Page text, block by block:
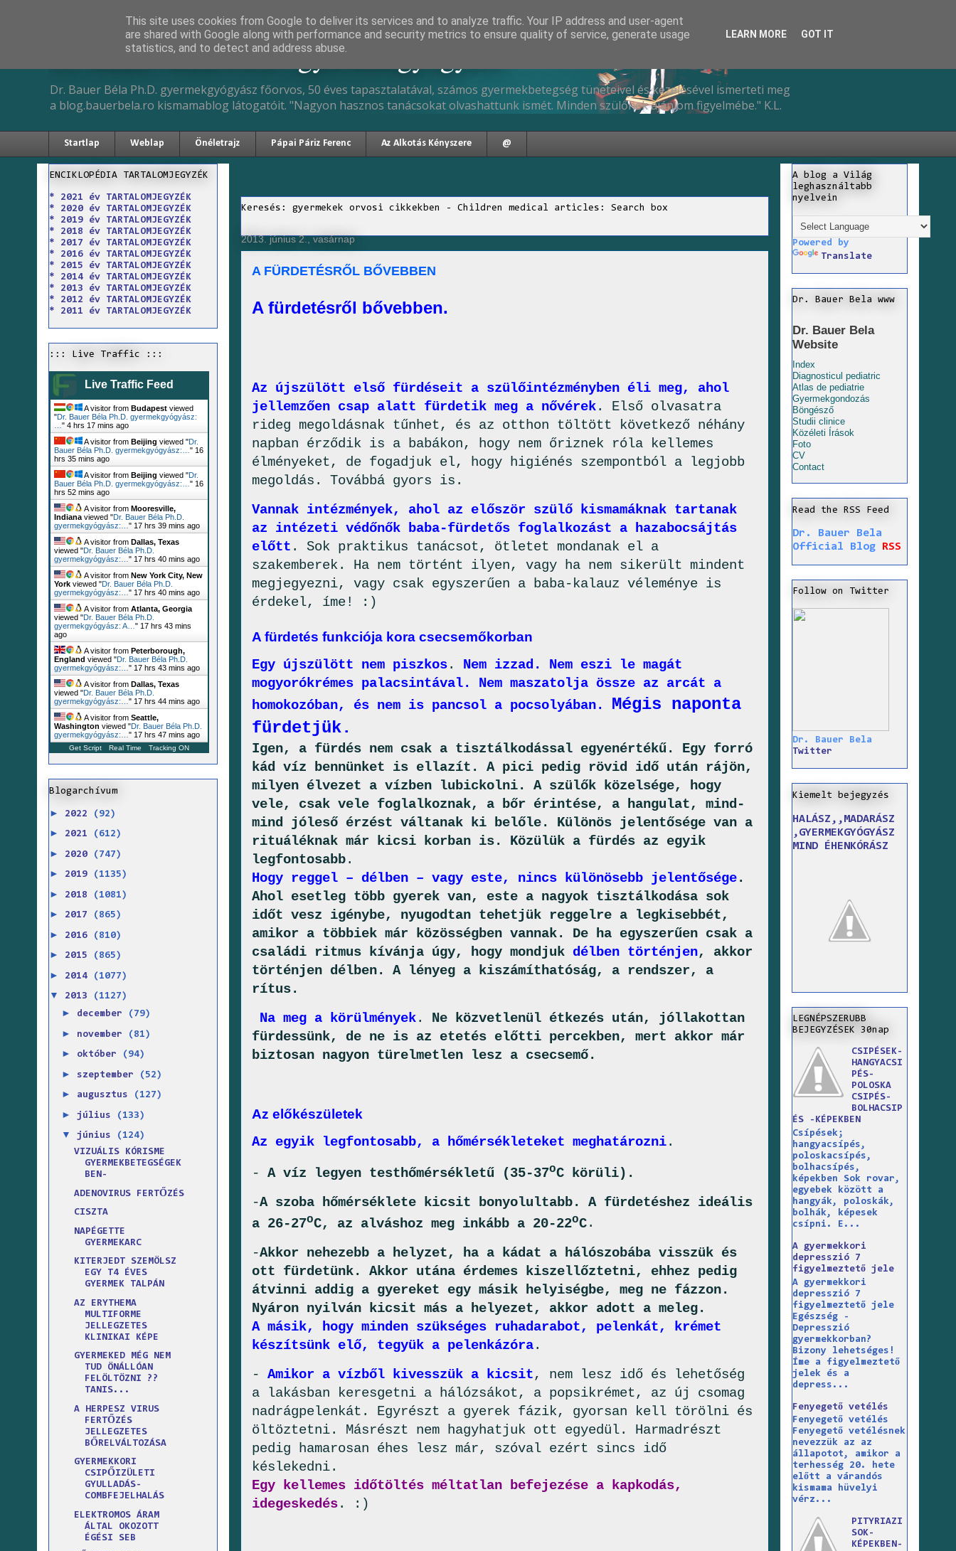
Dr. Bauer Béla Ph.D. gyermekgyógyász
Dr. Bauer Béla Ph.D. gyermekgyógyász főorvos, 50 éves tapasztalatával, számos gyermekbetegség tüneteivel és kezelésével ismerteti meg
a blog.bauerbela.ro kismamablog látogatóit. "Nagyon hasznos tanácsokat olvashattunk ismét. Minden szülőnek ajánlom figyelmébe." K.L.
Startlap Weblap Önéletrajz Pápai Páriz Ferenc Az Alkotás Kényszere @
Keresés: gyermekek orvosi cikkekben - Children medical articles: Search box
2013. június 2., vasárnap
A FÜRDETÉSRŐL BŐVEBBEN
A fürdetésről bővebben.
Az újszülött első fürdéseit a szülőintézményben éli meg, ahol
jellemzően csap alatt fürdetik meg a nővérek. Első olvasatra
rideg megoldásnak tűnhet, és az otthon töltött következő néhány
napban érződik is a babákon, hogy nem őriznek róla kellemes
élményeket, de fogadjuk el, hogy higiénés szempontból a legjobb
megoldás. Továbbá gyors is.
Vannak intézmények, ahol az először szülő kismamáknak tartanak
az intézeti védőnők baba-fürdetős foglalkozást a hazabocsájtás
előtt . Sok praktikus tanácsot, ötletet mondanak el a
szakemberek. Ha nem történt ilyen, vagy ha nem sikerült mindent
megjegyezni, vagy csak egyszerűen a baba-kalauz véleménye is
érdekel, íme! :)
A fürdetés funkciója kora csecsemőkorban
Egy újszülött nem piszkos. Nem izzad. Nem eszi le magát
mogyorókrémes palacsintával. Nem maszatolja össze az arcát a
homokozóban, és nem is pancsol a pocsolyában. Mégis naponta
fürdetjük.
Igen, a fürdés nem csak a tisztálkodással egyenértékű. Egy forró
kád víz bennünket is ellazít. A pici pedig rövid idő után rájön,
milyen élvezet a vízben lubickolni. A szülők közelsége, hogy
vele, csak vele foglalkoznak, a bőr érintése, a hangulat, mind-
mind jóleső érzést váltanak ki belőle. Különös jelentősége van a
rituáléknak már kicsi korban is. Közülük a fürdés az egyik
legfontosabb.
Hogy reggel – délben – vagy este, nincs különösebb jelentősége.
Ahol esetleg több gyerek van, este a nagyok tisztálkodása sok
időt vesz igénybe, nyugodtan tehetjük reggelre a legkisebbét,
amikor a többiek már közösségben vannak. De ha egyszerűen csak a
családi ritmus kívánja úgy, hogy mondjuk délben történjen, akkor
történjen délben. A lényeg a kiszámíthatóság, a rendszer, a
rítus.
Na meg a körülmények. Ne közvetlenül étkezés után, jóllakottan
fürdessünk, de ne is az etetés előtti percekben, mert akkor már
biztosan nagyon türelmetlen lesz a csecsemő.
Az előkészületek
Az egyik legfontosabb, a hőmérsékleteket meghatározni.
- A víz legyen testhőmérsékletű (35-37oC körüli).
-A szoba hőmérséklete kicsit bonyolultabb. A fürdetéshez ideális
a 26-27oC, az alváshoz meg inkább a 20-22oC.
-Akkor nehezebb a helyzet, ha a kádat a hálószobába visszük és
ott fürdetünk. Akkor utána érdemes kiszellőztetni, ehhez pedig
átvinni addig a gyereket egy másik helyiségbe, meg ne fázzon.
Nyáron nyilván kicsit más a helyezet, akkor adott a meleg.
A másik, hogy minden szükséges ruhadarabot, pelenkát, krémet
készítsünk elő, tegyük a pelenkázóra.
- Amikor a vízből kivesszük a kicsit, nem lesz idő és lehetőség
a lakásban keresgetni a hálózsákot, a popsikrémet, az új csomag
nadrágpelenkát. Egyrészt a gyerek fázik, gyorsan kell törölni és
öltöztetni. Másrészt nem hagyhatjuk ott egyedül. Harmadrészt
pedig hamarosan éhes lesz már, szóval ezért sincs idő
késlekedni.
Egy kellemes időtöltés méltatlan befejezése a kapkodás,
idegeskedés. :)
ENCIKLOPÉDIA TARTALOMJEGYZÉK
* 2021 év TARTALOMJEGYZÉK
* 2020 év TARTALOMJEGYZÉK
* 2019 év TARTALOMJEGYZÉK
* 2018 év TARTALOMJEGYZÉK
* 2017 év TARTALOMJEGYZÉK
* 2016 év TARTALOMJEGYZÉK
* 2015 év TARTALOMJEGYZÉK
* 2014 év TARTALOMJEGYZÉK
* 2013 év TARTALOMJEGYZÉK
* 2012 év TARTALOMJEGYZÉK
* 2011 év TARTALOMJEGYZÉK
::: Live Traffic :::
Live Traffic Feed
A visitor from Budapest viewed
"Dr. Bauer Béla Ph.D. gyermekgyógyász:
" 4 hrs 17 mins ago
A visitor from Beijing viewed "Dr.
Bauer Béla Ph.D. gyermekgyógyász:… " 16
hrs 35 mins ago
A visitor from Beijing viewed "Dr.
Bauer Béla Ph.D. gyermekgyógyász:… " 16
hrs 52 mins ago
A visitor from Mooresville,
Indiana viewed "Dr. Bauer Béla Ph.D.
gyermekgyógyász:… " 17 hrs 39 mins ago
A visitor from Dallas, Texas
viewed "Dr. Bauer Béla Ph.D.
gyermekgyógyász:… " 17 hrs 40 mins ago
A visitor from New York City, New
York viewed "Dr. Bauer Béla Ph.D.
gyermekgyógyász:… " 17 hrs 41 mins ago
A visitor from Atlanta, Georgia
viewed "Dr. Bauer Béla Ph.D.
gyermekgyógyász: A… " 17 hrs 43 mins
ago
A visitor from Peterborough,
England viewed "Dr. Bauer Béla Ph.D.
gyermekgyógyász:… " 17 hrs 43 mins ago
A visitor from Dallas, Texas
viewed "Dr. Bauer Béla Ph.D.
gyermekgyógyász:… " 17 hrs 44 mins ago
A visitor from Seattle,
Washington viewed "Dr. Bauer Béla Ph.D.
gyermekgyógyász:… " 17 hrs 47 mins ago
Get Script Real Time Tracking ON
Blogarchívum
► 2022 (92)
► 2021 (612)
► 2020 (747)
► 2019 (1135)
► 2018 (1081)
► 2017 (865)
► 2016 (810)
► 2015 (865)
► 2014 (1077)
▼ 2013 (1127)
► december (79)
► november (81)
► október (94)
► szeptember (52)
► augusztus (127)
► július (133)
▼ június
(124)
VIZUÁLIS KÓRISME
GYERMEKBETEGSÉGEK
BEN-
ADENOVIRUS FERTŐZÉS
CISZTA
NAPÉGETTE
GYERMEKARC
KITERJEDT SZEMÖLSZ
EGY T4 ÉVES
GYERMEK TALPÁN
AZ ERYTHEMA
MULTIFORME
JELLEGZETES
KLINIKAI KÉPE
GYERMEKED MÉG NEM
TUD ÖNÁLLÓAN
FELÖLTÖZNI ??
TANIS...
A HERPESZ VIRUS
FERTŐZÉS
JELLEGZETES
BŐRELVÁLTOZÁSA
GYERMEKKORI
CSIPŐIZÜLETI
GYULLADÁS-
COMBFEJELHALÁS
ELEKTROMOS ÁRAM
ÁLTAL OKOZOTT
ÉGÉSI SEB
A blog a Világ
leghasználtabb
nyelvein
Powered by
Translate
Dr. Bauer Bela www
Dr. Bauer Bela
Website
Index
Diagnosticul pediatric
Atlas de pediatrie
Gyermekgondozás
Böngésző
Studii clinice
Közéleti Írások
Foto
CV
Contact
Read the RSS Feed
Dr. Bauer Bela
Official Blog
RSS
Follow on Twitter
Dr. Bauer Bela
Twitter
Kiemelt bejegyzés
HALÁSZ,,MADARÁSZ
,GYERMEKGYÓGYÁSZ
MIND ÉHENKÓRÁSZ
LEGNÉPSZERUBB
BEJEGYZÉSEK 30nap
CSIPÉSEK-
HANGYACSI
PÉS-
POLOSKA
CSIPÉS-
BOLHACSIP
ÉS -KÉPEKBEN
Csípések;
hangyacsípés,
poloskacsípés,
bolhacsípés,
képekben Sok rovar,
egyebek között a
hangyák, poloskák,
bolhák, képesek
csípni. E...
A gyermekkori
depresszió 7
figyelmeztető jele
A gyermekkori
depresszió 7
figyelmeztető jele
Egészség -
Depresszió
gyermekkorban?
Bizony lehetséges!
Íme a figyelmeztető
jelek és a
depress...
Fenyegető vetélés
Fenyegető vetélés
Fenyegető vetélésnek
nevezzük az az
állapotot, amikor a
terhesség 20. hete
előtt a várandós
kismama hüvelyi
vérz...
PITYRIAZI
SOK-
KÉPEKBEN-
This site uses cookies from Google to deliver its services and to analyze traffic. Your IP address and user-agent
are shared with Google along with performance and security metrics to ensure quality of service, generate usage
statistics, and to detect and address abuse.
LEARN MORE GOT IT